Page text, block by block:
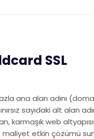
SSL
ana alan adını
sayıdaki alt alan
karmaşık web
maliyet etkin çözümü